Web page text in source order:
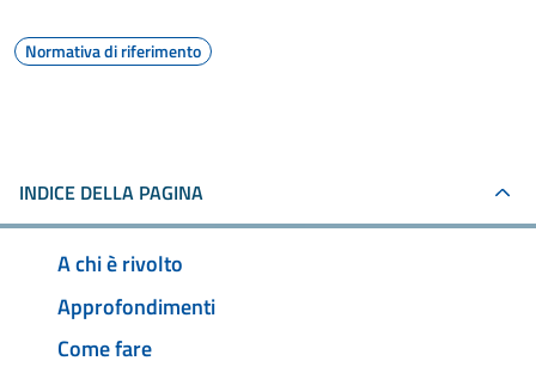
Normativa di riferimento
INDICE DELLA PAGINA
A chi è rivolto
Approfondimenti
Come fare